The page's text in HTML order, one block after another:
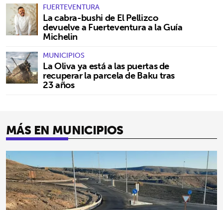
FUERTEVENTURA
La cabra-bushi de El Pellizco
devuelve a Fuerteventura a la Guía
Michelin
MUNICIPIOS
La Oliva ya está a las puertas de
recuperar la parcela de Baku tras
23 años
MÁS EN MUNICIPIOS